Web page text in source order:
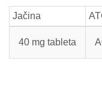
Jačina
40 mg tableta